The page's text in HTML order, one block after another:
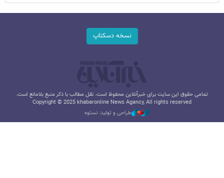
نسخه دسکتاپ
تمامی حقوق این سایت برای خبرآنلاین محفوظ است. نقل مطالب با ذکر منبع بلامانع است.
Copyright © 2025 khabaronline News Agancy, All rights reserved
طراحی و تولید: نستوه